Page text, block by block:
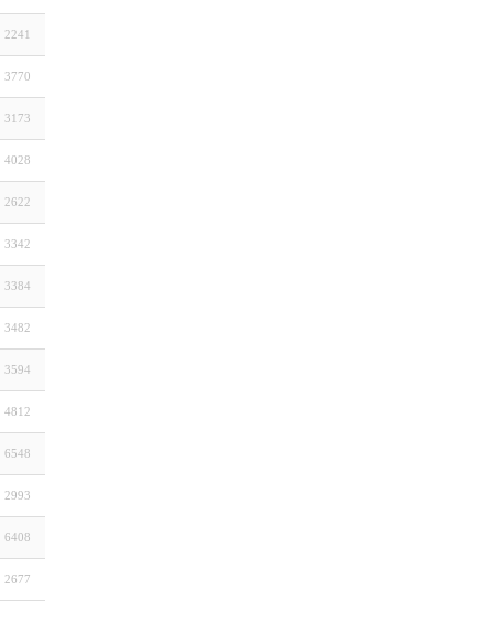
2241
3770
3173
4028
2622
3342
3384
3482
3594
4812
6548
2993
6408
2677